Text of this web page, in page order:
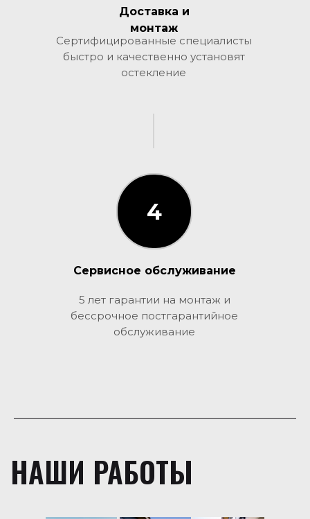
3
Сервисное обслуживание
5 лет гарантии на монтаж и
бессрочное постгарантийное
обслуживание
4
Доставка и
монтаж
Сертифицированные специалисты
быстро и качественно установят
остекление
НАШИ РАБОТЫ